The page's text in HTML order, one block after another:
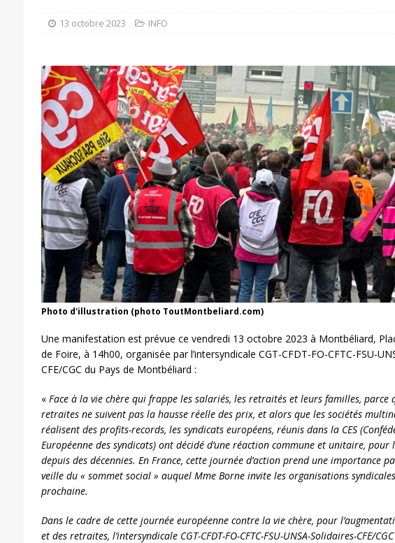
13 octobre 2023 INFO
Photo d'illustration (photo ToutMontbeliard.com)
Une manifestation est prévue ce vendredi 13 octobre 2023 à Montbéliard,
de Foire, à 14h00, organisée par l’intersyndicale CGT-CFDT-FO-CFTC-FSU-
CFE/CGC du Pays de Montbéliard :
« Face à la vie chère qui frappe les salariés, les retraités et leurs familles, parce
retraites ne suivent pas la hausse réelle des prix, et alors que les sociétés
réalisent des profits-records, les syndicats européens, réunis dans la CES
Européenne des syndicats) ont décidé d’une réaction commune et unitaire,
depuis des décennies. En France, cette journée d’action prend une importance
veille du « sommet social » auquel Mme Borne invite les organisations
prochaine.
Dans le cadre de cette journée européenne contre la vie chère, pour
et des retraites, l’intersyndicale CGT-CFDT-FO-CFTC-FSU-UNSA-Solidaires-CFE/